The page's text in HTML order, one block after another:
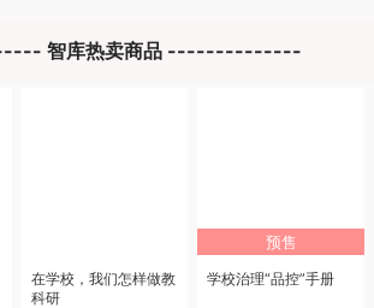
智库热卖商品 --------------
在学校，我们怎样做教
科研
预售
学校治理“品控”手册